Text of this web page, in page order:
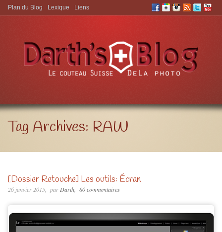
Aller à:
Plan du Blog Lexique Liens
Tag Archives: RAW
[Dossier Retouche] Les outils: Écran
26 janvier 2015 parDarth 80 commentaires